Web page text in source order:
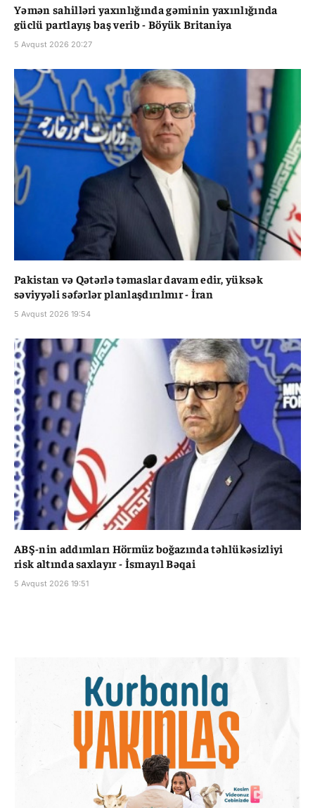
Yəmən sahilləri yaxınlığında gəminin yaxınlığında
güclü partlayış baş verib - Böyük Britaniya
5 Avqust 2026 20:27
Pakistan və Qətərlə təmaslar davam edir, yüksək
səviyyəli səfərlər planlaşdırılmır - İran
5 Avqust 2026 19:54
ABŞ-nin addımları Hörmüz boğazında təhlükəsizliyi
risk altında saxlayır - İsmayıl Bəqai
5 Avqust 2026 19:51